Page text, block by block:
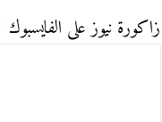
زاكورة نيوز على الفايسبوك